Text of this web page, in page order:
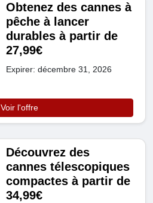
Obtenez des cannes à
pêche à lancer
durables à partir de
27,99€
Expirer: décembre 31, 2026
Voir l'offre
Découvrez des
cannes télescopiques
compactes à partir de
34,99€